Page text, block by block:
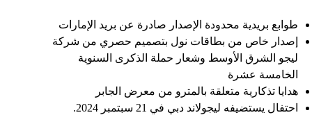
طوابع بريدية محدودة الإصدار صادرة عن بريد الإمارات
إصدار خاص من بطاقات نول بتصميم حصري من شركة
ليجو الشرق الأوسط وشعار حملة الذكرى السنوية
الخامسة عشرة
هدايا تذكارية متعلقة بالمترو من معرض الجابر
احتفال يستضيفه ليجولاند دبي في 21 سبتمبر 2024.